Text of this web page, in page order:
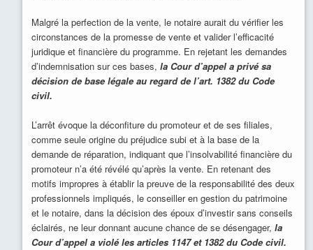
Malgré la perfection de la vente, le notaire aurait du vérifier les
circonstances de la promesse de vente et valider l’efficacité
juridique et financière du programme. En rejetant les demandes
d’indemnisation sur ces bases, la Cour d’appel a privé sa
décision de base légale au regard de l’art. 1382 du Code
civil.
L’arrêt évoque la déconfiture du promoteur et de ses filiales,
comme seule origine du préjudice subi et à la base de la
demande de réparation, indiquant que l’insolvabilité financière du
promoteur n’a été révélé qu’après la vente. En retenant des
motifs impropres à établir la preuve de la responsabilité des deux
professionnels impliqués, le conseiller en gestion du patrimoine
et le notaire, dans la décision des époux d’investir sans conseils
éclairés, ne leur donnant aucune chance de se désengager, la
Cour d’appel a violé les articles 1147 et 1382 du Code civil.